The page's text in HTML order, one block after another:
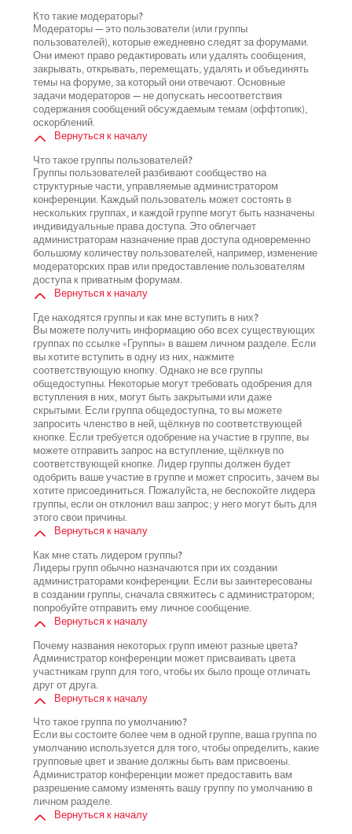
Кто такие модераторы?
Модераторы — это пользователи (или группы
пользователей), которые ежедневно следят за форумами.
Они имеют право редактировать или удалять сообщения,
закрывать, открывать, перемещать, удалять и объединять
темы на форуме, за который они отвечают. Основные
задачи модераторов — не допускать несоответствия
содержания сообщений обсуждаемым темам (оффтопик),
оскорблений.
Вернуться к началу
Что такое группы пользователей?
Группы пользователей разбивают сообщество на
структурные части, управляемые администратором
конференции. Каждый пользователь может состоять в
нескольких группах, и каждой группе могут быть назначены
индивидуальные права доступа. Это облегчает
администраторам назначение прав доступа одновременно
большому количеству пользователей, например, изменение
модераторских прав или предоставление пользователям
доступа к приватным форумам.
Вернуться к началу
Где находятся группы и как мне вступить в них?
Вы можете получить информацию обо всех существующих
группах по ссылке «Группы» в вашем личном разделе. Если
вы хотите вступить в одну из них, нажмите
соответствующую кнопку. Однако не все группы
общедоступны. Некоторые могут требовать одобрения для
вступления в них, могут быть закрытыми или даже
скрытыми. Если группа общедоступна, то вы можете
запросить членство в ней, щёлкнув по соответствующей
кнопке. Если требуется одобрение на участие в группе, вы
можете отправить запрос на вступление, щёлкнув по
соответствующей кнопке. Лидер группы должен будет
одобрить ваше участие в группе и может спросить, зачем вы
хотите присоединиться. Пожалуйста, не беспокойте лидера
группы, если он отклонил ваш запрос; у него могут быть для
этого свои причины.
Вернуться к началу
Как мне стать лидером группы?
Лидеры групп обычно назначаются при их создании
администраторами конференции. Если вы заинтересованы
в создании группы, сначала свяжитесь с администратором;
попробуйте отправить ему личное сообщение.
Вернуться к началу
Почему названия некоторых групп имеют разные цвета?
Администратор конференции может присваивать цвета
участникам групп для того, чтобы их было проще отличать
друг от друга.
Вернуться к началу
Что такое группа по умолчанию?
Если вы состоите более чем в одной группе, ваша группа по
умолчанию используется для того, чтобы определить, какие
групповые цвет и звание должны быть вам присвоены.
Администратор конференции может предоставить вам
разрешение самому изменять вашу группу по умолчанию в
личном разделе.
Вернуться к началу